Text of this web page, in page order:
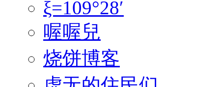
ξ=109°28′
喔喔兒
烧饼博客